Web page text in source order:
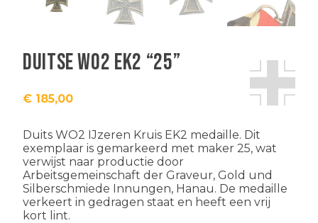
Duitse WO2 EK2 “25”
€ 185,00
Duits WO2 IJzeren Kruis EK2 medaille. Dit
exemplaar is gemarkeerd met maker 25, wat
verwijst naar productie door
Arbeitsgemeinschaft der Graveur, Gold und
Silberschmiede Innungen, Hanau. De medaille
verkeert in gedragen staat en heeft een vrij
kort lint.